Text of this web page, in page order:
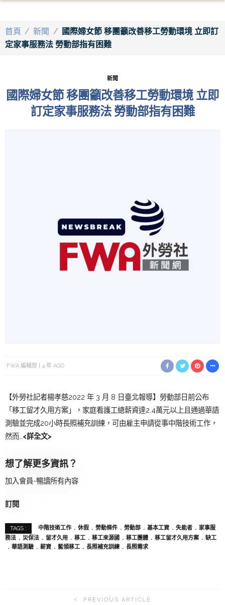
首頁 / 新聞 / 國際婦女節 移團籲改善移工勞動環境 立即訂
定家事服務法 勞動部指有困難
新聞
國際婦女節 移團籲改善移工勞動環境 立即
訂定家事服務法 勞動部指有困難
FWA 編輯部 4 年 AGO
【外勞社記者楊孝慈2022 年 3 月 8 日臺北報導】勞動部日前公布
「移工留才久用方案」，家庭看護工總薪資達2.4萬元以上且通過華語
測驗並完成20小時長照補充訓練，可由雇主申請從事中階技術工作，
然而… <詳全文>
想了解更多資訊？
加入會員-暢讀所有內容
訂閱
TAGS : 中階技術工作 休假 勞動條件 勞動部 基本工資 失能者
家事服
務法
災保法 留才久用 移工 移工來源國 移工團體 移工留才久用方案
缺工
華語測驗
薪資 藍領移工 長照補充訓練 長照需求
PREVIOUS ARTICLE